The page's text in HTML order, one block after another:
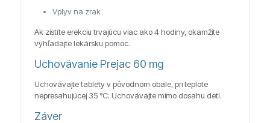
Vplyv na zrak
Ak zistíte erekciu trvajúcu viac ako 4 hodiny, okamžite
vyhľadajte lekársku pomoc.
Uchovávanie Prejac 60 mg
Uchovávajte tablety v pôvodnom obale, pri teplote
nepresahujúcej 35 °C. Uchovávajte mimo dosahu detí.
Záver